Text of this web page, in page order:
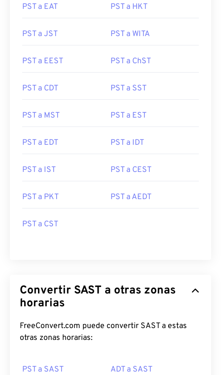
PST a EAT PST a HKT
PST a JST PST a WITA
PST a EEST PST a ChST
PST a CDT PST a SST
PST a MST PST a EST
PST a EDT PST a IDT
PST a IST PST a CEST
PST a PKT PST a AEDT
PST a CST
Convertir SAST a otras zonas
horarias
FreeConvert.com puede convertir SAST a estas
otras zonas horarias:
PST a SAST ADT a SAST